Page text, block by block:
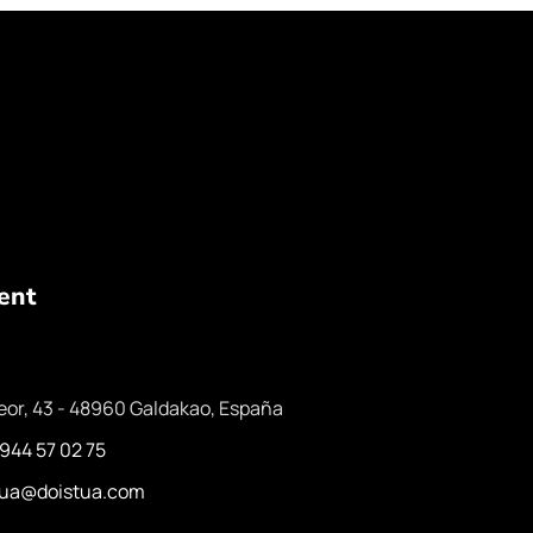
43 - 48960 Galdakao, España
57 02 75